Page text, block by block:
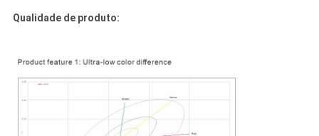
Qualidade de produto: